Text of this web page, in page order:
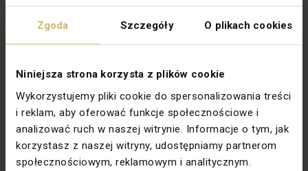
Zgoda Szczegóły O plikach cookies
Niniejsza strona korzysta z plików cookie
Wykorzystujemy pliki cookie do spersonalizowania treści
i reklam, aby oferować funkcje społecznościowe i
analizować ruch w naszej witrynie. Informacje o tym, jak
korzystasz z naszej witryny, udostępniamy partnerom
społecznościowym, reklamowym i analitycznym.